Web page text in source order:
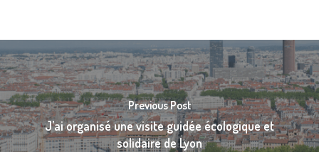
Previous Post
J’ai organisé une visite guidée écologique et
solidaire de Lyon